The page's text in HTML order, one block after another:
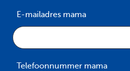
E-mailadres mama
Telefoonnummer mama